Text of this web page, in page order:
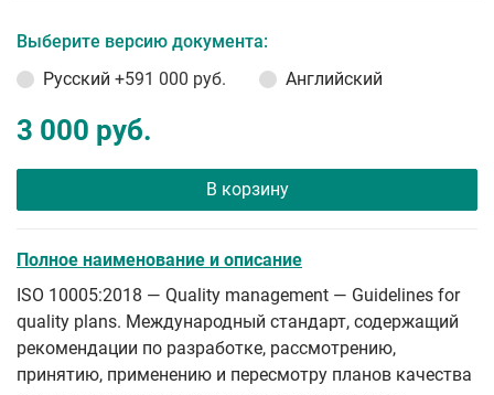
Выберите версию документа:
Русский +591 000 руб. Английский
3 000 руб.
В корзину
Полное наименование и описание
ISO 10005:2018 — Quality management — Guidelines for
quality plans. Международный стандарт, содержащий
рекомендации по разработке, рассмотрению,
принятию, применению и пересмотру планов качества